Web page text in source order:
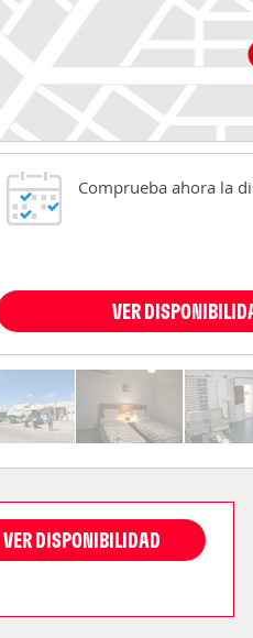
Comprueba ahora la
VER
VER DISPONIBILIDAD